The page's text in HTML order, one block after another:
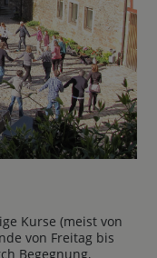
Kurse (meist von
von Freitag bis
Begegnung,